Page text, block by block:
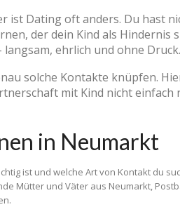
ist Dating oft anders. Du hast
der dein Kind als Hindernis
ehrlich und ohne Druck.
solche Kontakte knüpfen.
mit Kind nicht
in Neumarkt
ist und welche Art von Kontakt du
Mütter und Väter aus Neumarkt,